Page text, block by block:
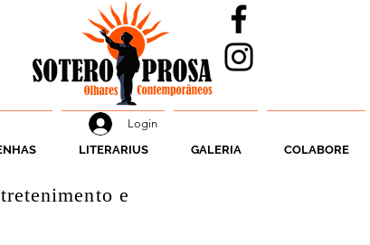
LITERARIUS GALERIA COLABORE
Login
e